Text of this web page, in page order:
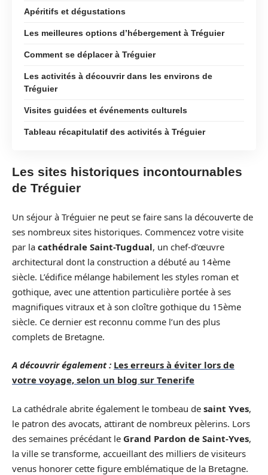
Apéritifs et dégustations
Les meilleures options d’hébergement à Tréguier
Comment se déplacer à Tréguier
Les activités à découvrir dans les environs de
Tréguier
Visites guidées et événements culturels
Tableau récapitulatif des activités à Tréguier
Les sites historiques incontournables
de Tréguier
Un séjour à Tréguier ne peut se faire sans la découverte de
ses nombreux sites historiques. Commencez votre visite
par la cathédrale Saint-Tugdual, un chef-d’œuvre
architectural dont la construction a débuté au 14ème
siècle. L’édifice mélange habilement les styles roman et
gothique, avec une attention particulière portée à ses
magnifiques vitraux et à son cloître gothique du 15ème
siècle. Ce dernier est reconnu comme l’un des plus
complets de Bretagne.
A découvrir également : Les erreurs à éviter lors de
votre voyage, selon un blog sur Tenerife
La cathédrale abrite également le tombeau de saint Yves,
le patron des avocats, attirant de nombreux pèlerins. Lors
des semaines précédant le Grand Pardon de Saint-Yves,
la ville se transforme, accueillant des milliers de visiteurs
venus honorer cette figure emblématique de la Bretagne.